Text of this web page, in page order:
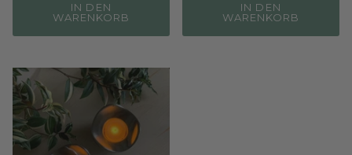
IN DEN
WARENKORB
IN DEN
WARENKORB